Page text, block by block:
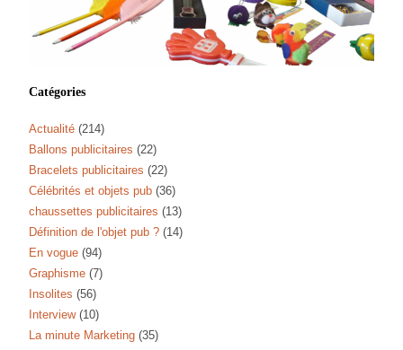
Catégories
Actualité (214)
Ballons publicitaires (22)
Bracelets publicitaires (22)
Célébrités et objets pub (36)
chaussettes publicitaires (13)
Définition de l'objet pub ? (14)
En vogue (94)
Graphisme (7)
Insolites (56)
Interview (10)
La minute Marketing (35)